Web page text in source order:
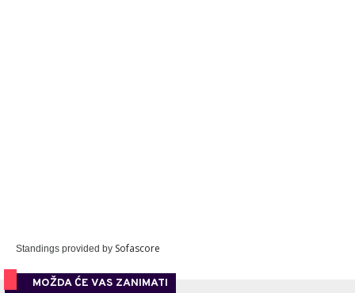
Standings provided by Sofascore
MOŽDA ĆE VAS ZANIMATI